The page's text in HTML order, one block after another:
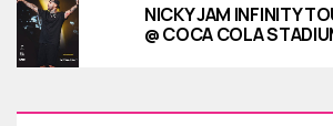
NICKY JAM INFINITY
@ COCA COLA